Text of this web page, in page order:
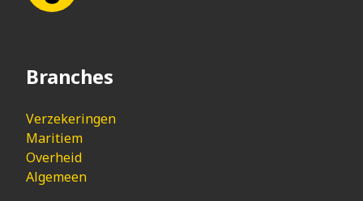
Branches
Verzekeringen
Maritiem
Overheid
Algemeen